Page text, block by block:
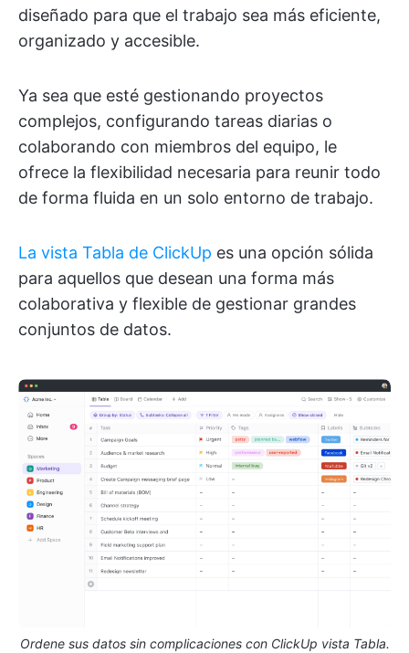
diseñado para que el trabajo sea más eficiente,
organizado y accesible.
Ya sea que esté gestionando proyectos
complejos, configurando tareas diarias o
colaborando con miembros del equipo, le
ofrece la flexibilidad necesaria para reunir todo
de forma fluida en un solo entorno de trabajo.
La vista Tabla de ClickUp es una opción sólida
para aquellos que desean una forma más
colaborativa y flexible de gestionar grandes
conjuntos de datos.
Ordene sus datos sin complicaciones con ClickUp vista Tabla.